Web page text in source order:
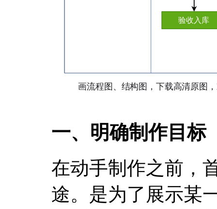
一、明确制作目标
在动手制作之前，
途。是为了展示某